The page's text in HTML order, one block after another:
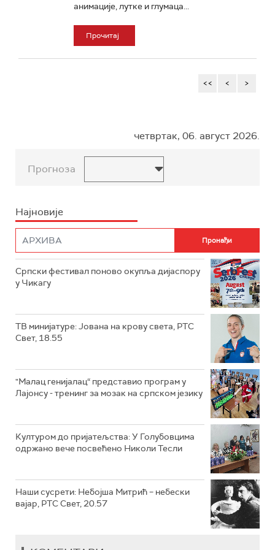
анимације, лутке и глумаца...
Прочитај
<< < >
четвртак, 06. август 2026.
Прогноза
Најновије
Српски фестивал поново окупља дијаспору
у Чикагу
ТВ минијатуре: Јована на крову света, РТС
Свет, 18.55
"Малац генијалац“ представио програм у
Лајонсу - тренинг за мозак на српском језику
Културом до пријатељства: У Голубовцима
одржано вече посвећено Николи Тесли
Наши сусрети: Небојша Митрић – небески
вајар, РТС Свет, 20.57